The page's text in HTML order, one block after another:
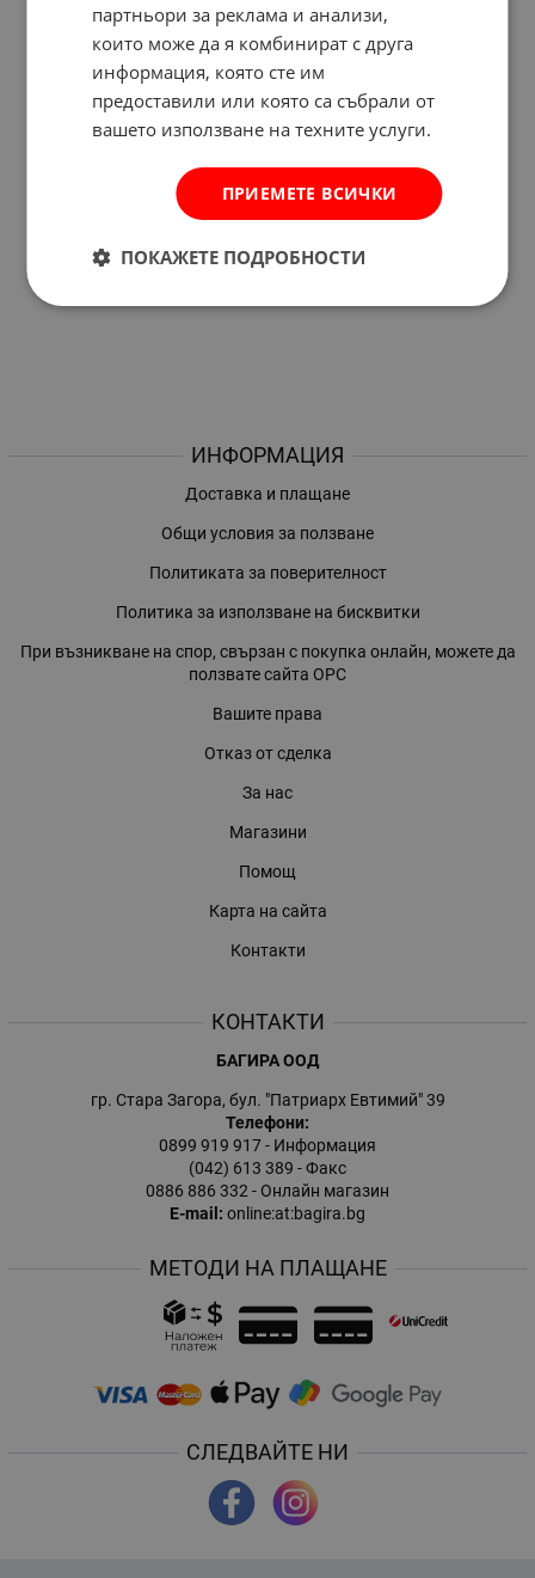
ИНФОРМАЦИЯ
Доставка и плащане
Общи условия за ползване
Политиката за поверителност
Политика за използване на бисквитки
При възникване на спор, свързан с покупка онлайн, можете да
ползвате сайта ОРС
Вашите права
Отказ от сделка
За нас
Магазини
Помощ
Карта на сайта
Контакти
КОНТАКТИ
БАГИРА ООД
гр. Стара Загора, бул. "Патриарх Евтимий" 39
Телефони:
0899 919 917- Информация
(042) 613 389 - Факс
0886 886 332 - Онлайн магазин
E-mail: online:at:bagira.bg
МЕТОДИ НА ПЛАЩАНЕ
СЛЕДВАЙТЕ НИ
партньори за реклама и анализи,
които може да я комбинират с друга
информация, която сте им
предоставили или която са събрали от
вашето използване на техните услуги.
ПРИЕМЕТЕ ВСИЧКИ
ПОКАЖЕТЕ ПОДРОБНОСТИ